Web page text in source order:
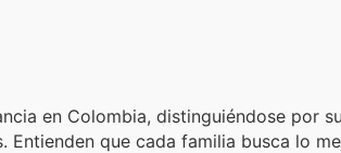
en Colombia, distinguiéndose por su
que cada familia busca lo